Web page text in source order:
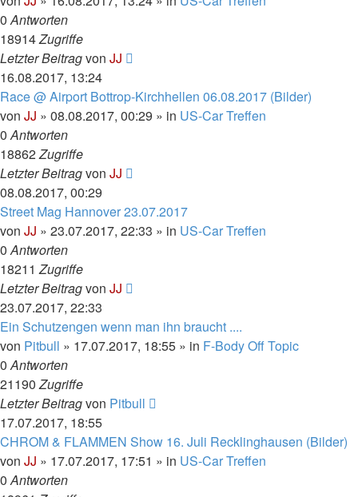
0Antworten
18914Zugriffe
Letzter Beitragvon JJ
16.08.2017, 13:24
Race @ Airport Bottrop-Kirchhellen 06.08.2017 (Bilder)
von JJ » 08.08.2017, 00:29 » in US-Car Treffen
0Antworten
18862Zugriffe
Letzter Beitragvon JJ
08.08.2017, 00:29
Street Mag Hannover 23.07.2017
von JJ » 23.07.2017, 22:33 » in US-Car Treffen
0Antworten
18211Zugriffe
Letzter Beitragvon JJ
23.07.2017, 22:33
Ein Schutzengen wenn man ihn braucht ....
von Pitbull » 17.07.2017, 18:55 » in F-Body Off Topic
0Antworten
21190Zugriffe
Letzter Beitragvon Pitbull
17.07.2017, 18:55
CHROM & FLAMMEN Show 16. Juli Recklinghausen (Bilder)
von JJ » 17.07.2017, 17:51 » in US-Car Treffen
0Antworten